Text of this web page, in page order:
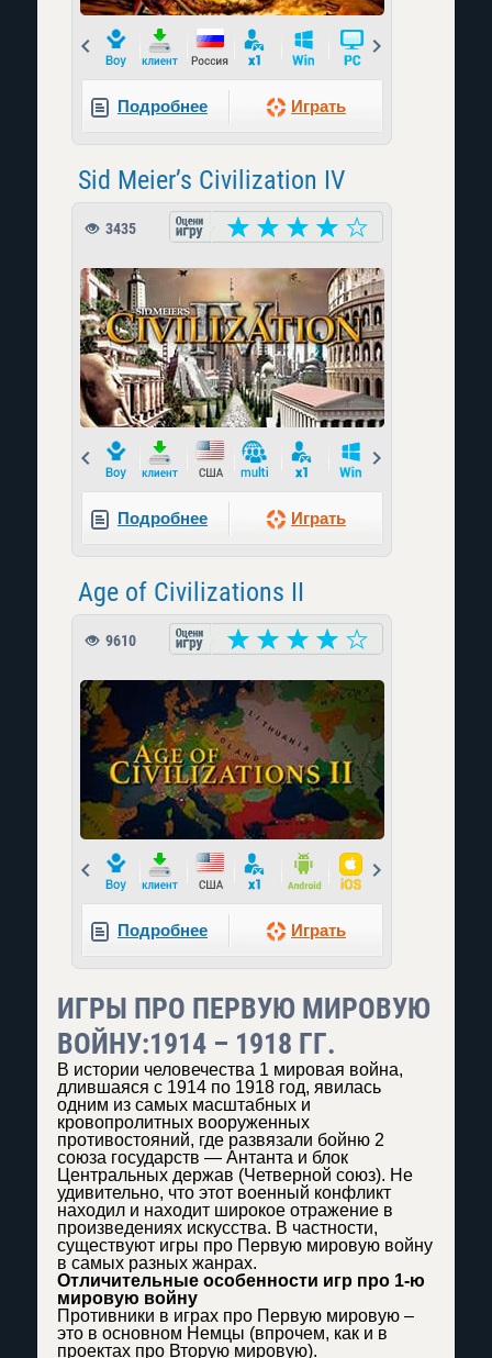
Prev
Подробнее Играть
Sid Meier’s Civilization IV
3435
Prev
Подробнее Играть
Age of Civilizations II
9610
Prev
Подробнее Играть
ИГРЫ ПРО ПЕРВУЮ МИРОВУЮ
ВОЙНУ:1914 – 1918 ГГ.
В истории человечества 1 мировая война,
длившаяся с 1914 по 1918 год, явилась
одним из самых масштабных и
кровопролитных вооруженных
противостояний, где развязали бойню 2
союза государств — Антанта и блок
Центральных держав (Четверной союз). Не
удивительно, что этот военный конфликт
находил и находит широкое отражение в
произведениях искусства. В частности,
существуют игры про Первую мировую войну
в самых разных жанрах.
Отличительные особенности игр про 1-ю
мировую войну
Противники в играх про Первую мировую –
это в основном Немцы (впрочем, как и в
проектах про Вторую мировую).